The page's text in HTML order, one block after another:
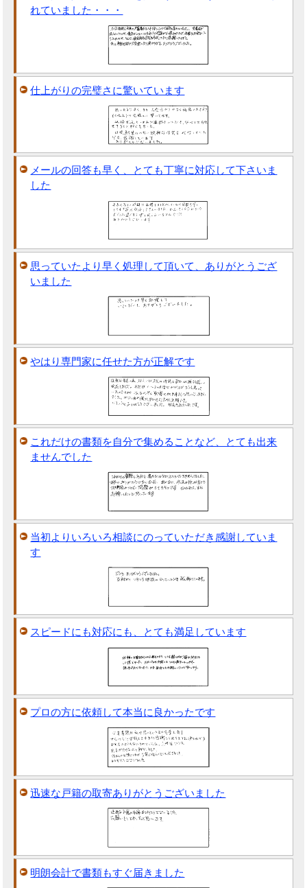
れていました・・・
仕上がりの完璧さに驚いています
メールの回答も早く、とても丁寧に対応して下さいま
した
思っていたより早く処理して頂いて、ありがとうござ
いました
やはり専門家に任せた方が正解です
これだけの書類を自分で集めることなど、とても出来
ませんでした
当初よりいろいろ相談にのっていただき感謝していま
す
スピードにも対応にも、とても満足しています
プロの方に依頼して本当に良かったです
迅速な戸籍の取寄ありがとうございました
明朗会計で書類もすぐ届きました